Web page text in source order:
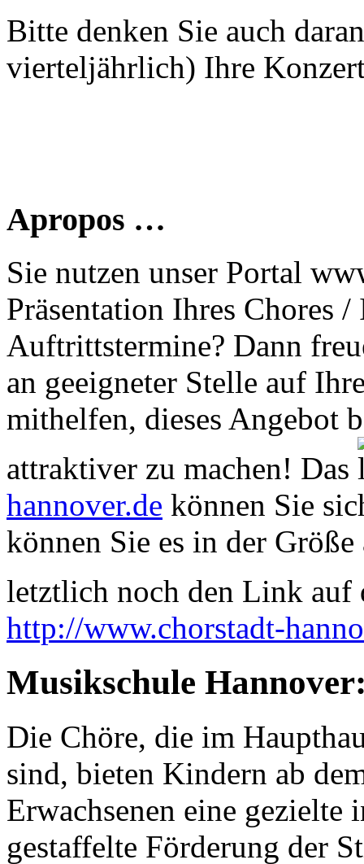
Bitte denken Sie auch
vierteljährlich) Ihre
Apropos …
Sie nutzen unser Portal
Präsentation Ihres Chores
Auftrittstermine? Dann
an geeigneter Stelle auf
mithelfen, dieses Angebot
attraktiver zu machen! Das
hannover.de können Sie
können Sie es in der
letztlich noch den Link auf
http://www.chorstadt-
Musikschule
Die Chöre, die im
sind, bieten Kindern ab
Erwachsenen eine
gestaffelte Förderung der